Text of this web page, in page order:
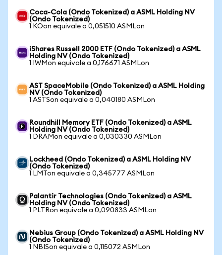
Coca-Cola (Ondo Tokenized) a ASML Holding NV
(Ondo Tokenized)
1 KOon equivale a 0,051510 ASMLon
iShares Russell 2000 ETF (Ondo Tokenized) a ASML
Holding NV (Ondo Tokenized)
1 IWMon equivale a 0,176671 ASMLon
AST SpaceMobile (Ondo Tokenized) a ASML Holding
NV (Ondo Tokenized)
1 ASTSon equivale a 0,040180 ASMLon
Roundhill Memory ETF (Ondo Tokenized) a ASML
Holding NV (Ondo Tokenized)
1 DRAMon equivale a 0,030330 ASMLon
Lockheed (Ondo Tokenized) a ASML Holding NV
(Ondo Tokenized)
1 LMTon equivale a 0,345777 ASMLon
Palantir Technologies (Ondo Tokenized) a ASML
Holding NV (Ondo Tokenized)
1 PLTRon equivale a 0,090833 ASMLon
Nebius Group (Ondo Tokenized) a ASML Holding NV
(Ondo Tokenized)
1 NBISon equivale a 0,115072 ASMLon